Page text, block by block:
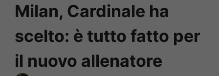
Milan, Cardinale ha
scelto: è tutto fatto per
il nuovo allenatore